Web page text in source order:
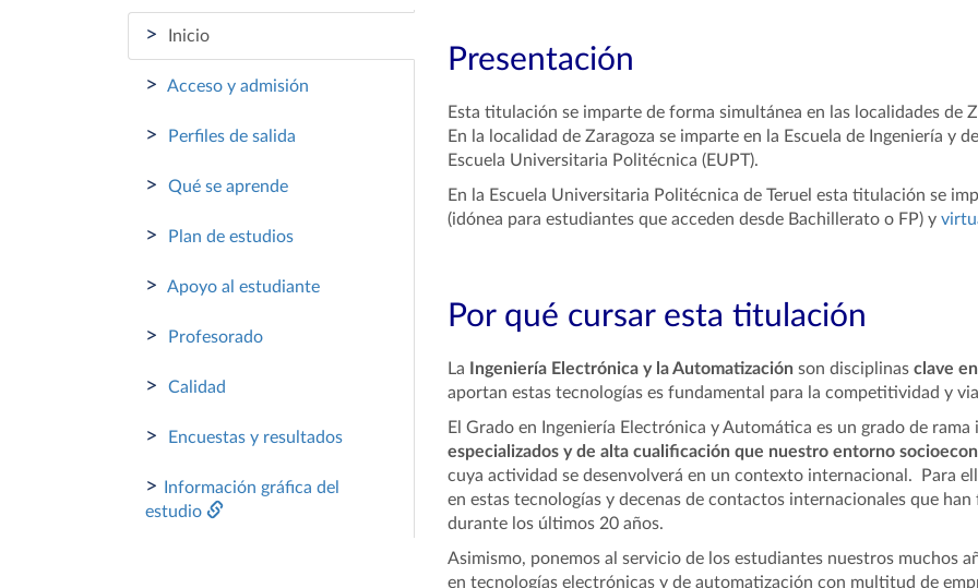
> Inicio
> Acceso y admisión
> Perfiles de salida
> Qué se aprende
> Plan de estudios
> Apoyo al estudiante
> Profesorado
> Calidad
> Encuestas y resultados
>
Información gráfica del
estudio
Presentación
Esta titulación se imparte de forma simultánea en las localidades de
En la localidad de Zaragoza se imparte en la Escuela de Ingeniería y
Escuela Universitaria Politécnica (EUPT).
En la Escuela Universitaria Politécnica de Teruel esta titulación se
(idónea para estudiantes que acceden desde Bachillerato o FP) y
Por qué cursar esta titulación
La Ingeniería Electrónicay la Automatización son disciplinasclave
aportan estas tecnologías es fundamental para la competitividad y
El Grado en Ingeniería Electrónica y Automática es un grado de
especializados y de alta cualificación que nuestro entorno
cuya actividad se desenvolverá en un contexto internacional. Para
en estas tecnologías y decenas de contactos internacionales que
durante los últimos 20 años.
Asimismo, ponemos al servicio de los estudiantes nuestros muchos
en tecnologías electrónicas y de automatización con multitud de